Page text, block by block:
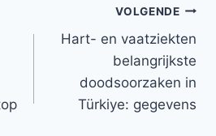
VOLGENDE
Hart- en vaatziekten
belangrijkste
doodsoorzaken in
Türkiye: gegevens